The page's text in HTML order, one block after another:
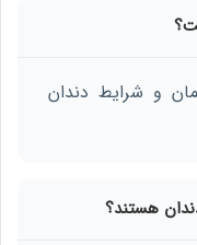
و شرایط دندان
هستند؟